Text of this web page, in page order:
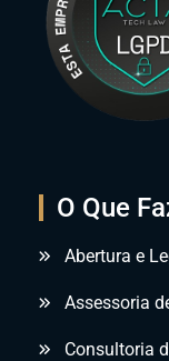
O Que
Abertura e
Assessoria
Consultoria